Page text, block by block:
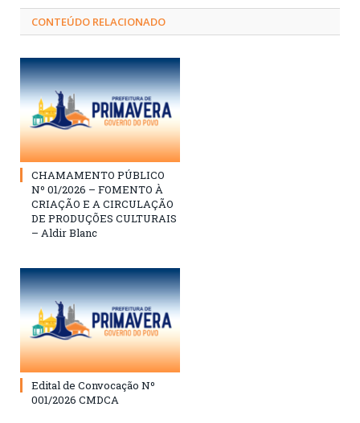
CONTEÚDO RELACIONADO
CHAMAMENTO PÚBLICO
Nº 01/2026 – FOMENTO À
CRIAÇÃO E A CIRCULAÇÃO
DE PRODUÇÕES CULTURAIS
– Aldir Blanc
Edital de Convocação Nº
001/2026 CMDCA